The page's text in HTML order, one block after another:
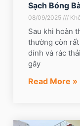
Sạch Bóng
08/09/2025
Sau khi hoàn
thường còn
dính và rác
gây
Read More »